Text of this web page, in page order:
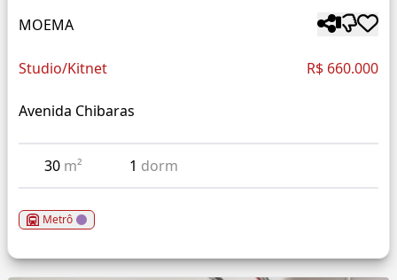
MOEMA
Studio/Kitnet R$ 660.000
Avenida Chibaras
30 m² 1 dorm
Metrô